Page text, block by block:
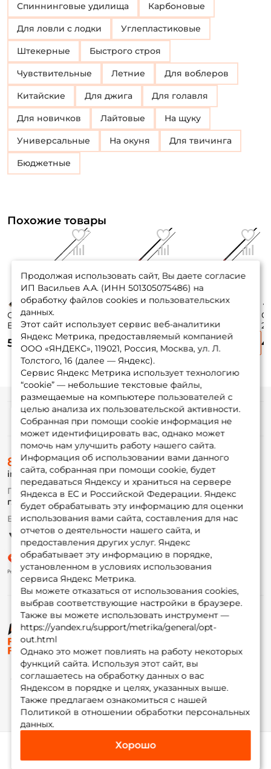
Каталог Избранное Корзина Инфо Мой Fox
Спиннинговые удилища Карбоновые
Для ловли с лодки Углепластиковые
Штекерные Быстрого строя
Чувствительные Летние Для воблеров
Китайские Для джига Для голавля
Для новичков Лайтовые На щуку
Универсальные на окуня для твичинга
Бюджетные
Похожие товары
Спиннинг Salmo
Elite Jig N`twitch
25 223 см. 6-25 гр.
5 010 ₽
Spider Z-10 213см. 7-
35гр. 134гр. fast /
702MH
6 815 ₽
Spider Z-10 221см.
8-42гр. 138гр. fast /
732H
6 845 ₽ 4
Продолжая использовать сайт, Вы даете согласие
ИП Васильев А.А. (ИНН 501305075486) на
обработку файлов cookies и пользовательских
данных.
Этот сайт использует сервис веб-аналитики
Яндекс Метрика, предоставляемый компанией
ООО «ЯНДЕКС», 119021, Россия, Москва, ул. Л.
Толстого, 16 (далее — Яндекс).
Сервис Яндекс Метрика использует технологию
“cookie” — небольшие текстовые файлы,
размещаемые на компьютере пользователей с
целью анализа их пользовательской активности.
Собранная при помощи cookie информация не
может идентифицировать вас, однако может
помочь нам улучшить работу нашего сайта.
Информация об использовании вами данного
сайта, собранная при помощи cookie, будет
передаваться Яндексу и храниться на сервере
Яндекса в ЕС и Российской Федерации. Яндекс
будет обрабатывать эту информацию для оценки
использования вами сайта, составления для нас
отчетов о деятельности нашего сайта, и
предоставления других услуг. Яндекс
обрабатывает эту информацию в порядке,
установленном в условиях использования
сервиса Яндекс Метрика.
Вы можете отказаться от использования cookies,
выбрав соответствующие настройки в браузере.
Также вы можете использовать инструмент —
https://yandex.ru/support/metrika/general/opt-
out.html
Однако это может повлиять на работу некоторых
функций сайта. Используя этот сайт, вы
соглашаетесь на обработку данных о вас
Яндексом в порядке и целях, указанных выше.
Также предлагаем ознакомиться с нашей
Политикой в отношении обработки персональных
данных.
Хорошо
© ФоксФишинг, 2009-2026
Информация
О магазине
Доставка
Оплата
Fox-bonus
Гуру
Партнерская программа
8 (495) 532-77-88
info@foxfishing.ru
По вопросам с заказом
г. Москва, ул. Плеханова д.7
Ежедневно 10:00 до 20:00